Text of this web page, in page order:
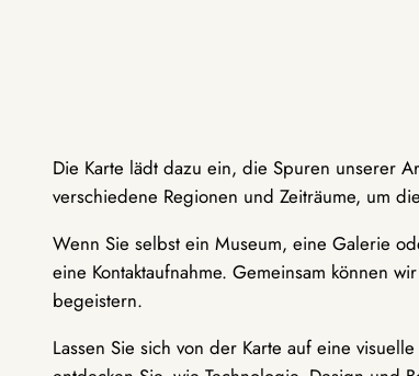
Die Karte lädt dazu ein, die Spuren unserer
verschiedene Regionen und Zeiträume, um
Wenn Sie selbst ein Museum, eine Galerie
eine Kontaktaufnahme. Gemeinsam können
begeistern.
Lassen Sie sich von der Karte auf eine